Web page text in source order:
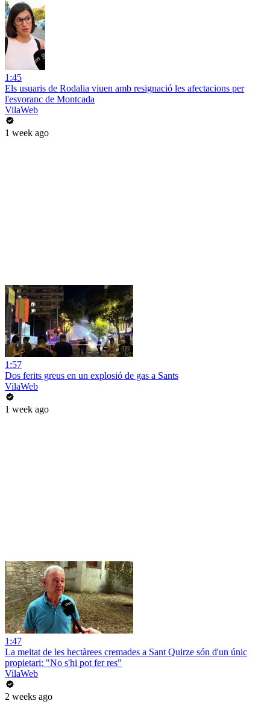
1:45
Els usuaris de Rodalia viuen amb resignació les afectacions per
l'esvoranc de Montcada
VilaWeb
1 week ago
1:57
Dos ferits greus en un explosió de gas a Sants
VilaWeb
1 week ago
1:47
La meitat de les hectàrees cremades a Sant Quirze són d'un únic
propietari: "No s'hi pot fer res"
VilaWeb
2 weeks ago